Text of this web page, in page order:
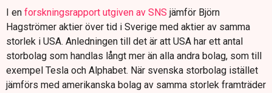
I en forskningsrapport utgiven av SNS jämför Björn
Hagströmer aktier över tid i Sverige med aktier av samma
storlek i USA. Anledningen till det är att USA har ett antal
storbolag som handlas långt mer än alla andra bolag, som till
exempel Tesla och Alphabet. När svenska storbolag istället
jämförs med amerikanska bolag av samma storlek framträder